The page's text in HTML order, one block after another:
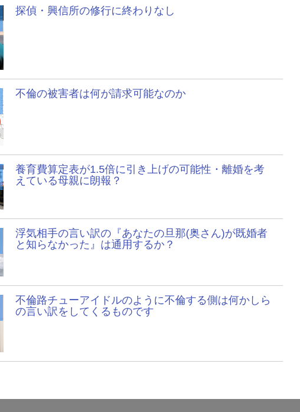
探偵・興信所の修行に終わりなし
不倫の被害者は何が請求可能なのか
養育費算定表が1.5倍に引き上げの可能性・離婚を考
えている母親に朗報？
浮気相手の言い訳の『あなたの旦那(奥さん)が既婚者
と知らなかった』は通用するか？
不倫路チューアイドルのように不倫する側は何かしら
の言い訳をしてくるものです